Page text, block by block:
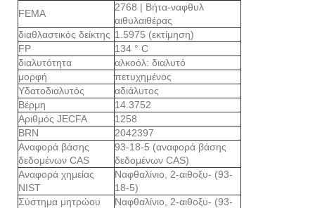
FEMA
2768 | Βήτα-ναφθυλ
αιθυλαιθέρας
διαθλαστικός δείκτης 1.5975 (εκτίμηση)
FP
134 ° C
διαλυτότητα
αλκοόλ: διαλυτό
μορφή
πετυχημένος
Υδατοδιαλυτός
αδιάλυτος
Βέρμη
14.3752
Αριθμός JECFA
1258
BRN
2042397
Αναφορά βάσης
δεδομένων CAS
93-18-5 (αναφορά βάσης
δεδομένων CAS)
Αναφορά χημείας
NIST
Ναφθαλίνιο, 2-αιθοξυ- (93-
18-5)
Σύστημα μητρώου
Ναφθαλίνιο, 2-αιθοξυ- (93-